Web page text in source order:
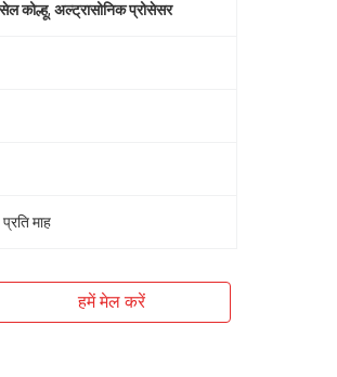
कोल्हू, अल्ट्रासोनिक प्रोसेसर
माह
हमें मेल करें